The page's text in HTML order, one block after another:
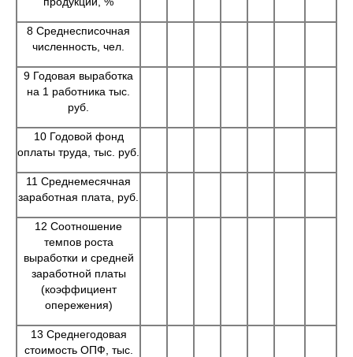
8 Среднесписочная
численность, чел.
9 Годовая выработка
на 1 работника тыс.
руб.
10 Годовой фонд
оплаты труда, тыс. руб.
11 Среднемесячная
заработная плата, руб.
12 Соотношение
темпов роста
выработки и средней
заработной платы
(коэффициент
опережения)
13 Среднегодовая
стоимость ОПФ, тыс.